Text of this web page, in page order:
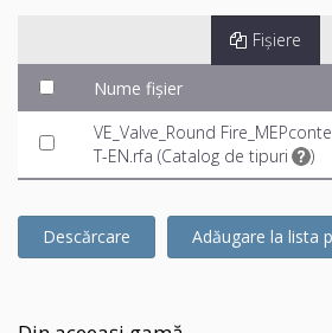
Fișiere
Nume fișier
VE_Valve_Round
T-EN.rfa (Catalog de tipuri )
Descărcare Adăugare la lista